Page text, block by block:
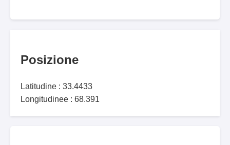
Posizione
Latitudine : 33.4433
Longitudinee : 68.391